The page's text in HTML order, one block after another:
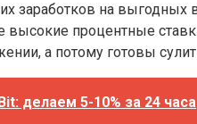
заработков на выгодных
процентные
а потому готовы
делаем 5-10% за 24 часа